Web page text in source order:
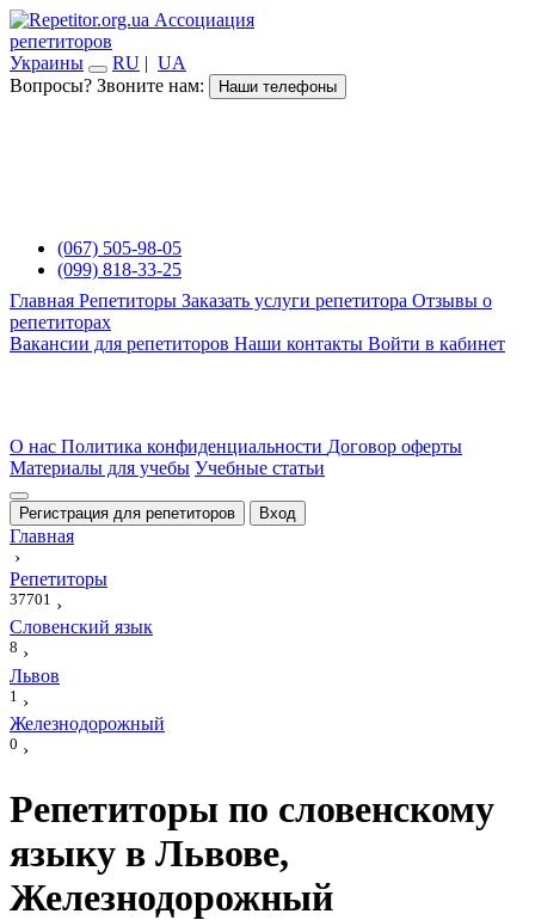
Ассоциация
репетиторов
Украины
RU | UA
Вопросы? Звоните нам:
Наши телефоны
(067) 505-98-05
(099) 818-33-25
Главная Репетиторы Заказать услуги репетитора Отзывы о
репетиторах
Вакансии для репетиторов Наши контакты Войти в кабинет
О нас Политика конфиденциальности Договор оферты
Материалы для учебы Учебные статьи
Регистрация для репетиторов Вход
Главная
›
Репетиторы
37701 ›
Словенский язык
8 ›
Львов
1 ›
Железнодорожный
0 ›
Репетиторы по словенскому
языку в Львове,
Железнодорожный